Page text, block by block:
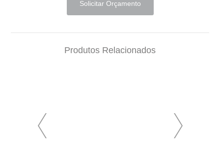
Solicitar Orçamento
Produtos Relacionados